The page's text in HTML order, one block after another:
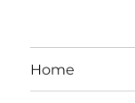
Home